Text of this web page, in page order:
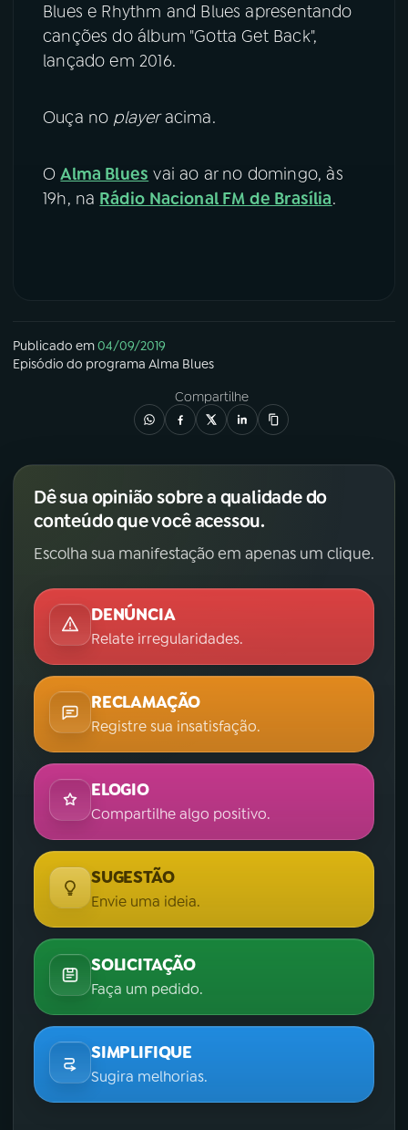
ACOMPANHE A RÁDIO NACIONAL
YouTube
Blues e Rhythm and Blues apresentando
canções do álbum "Gotta Get Back",
lançado em 2016.
Ouça no playeracima.
OAlma Blues vai ao ar no domingo, às
19h, na Rádio Nacional FM de Brasília.
Publicado em04/09/2019
Episódio do programa Alma Blues
Compartilhe
Dê sua opinião sobre a qualidade do
conteúdo que você acessou.
Escolha sua manifestação em apenas um clique.
DENÚNCIA
Relate irregularidades.
RECLAMAÇÃO
Registre sua insatisfação.
ELOGIO
Compartilhe algo positivo.
SUGESTÃO
Envie uma ideia.
SOLICITAÇÃO
Faça um pedido.
SIMPLIFIQUE
Sugira melhorias.